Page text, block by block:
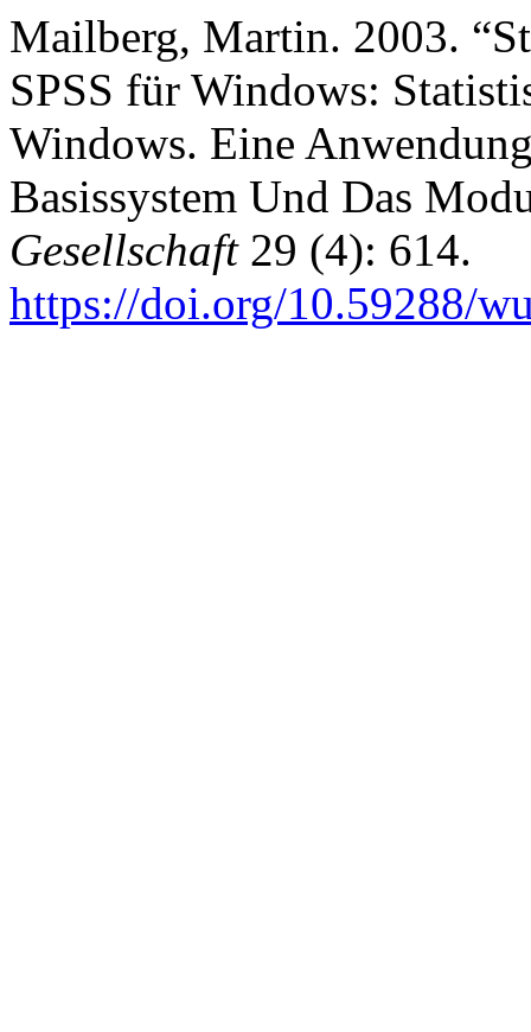
Mailberg, Martin. 2003.
SPSS für Windows:
Windows. Eine
Basissystem Und Das
Gesellschaft29 (4): 614.
https://doi.org/10.59288/